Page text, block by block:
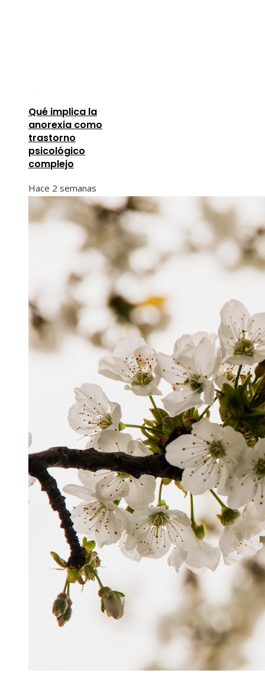
Qué implica la
anorexia como
trastorno
psicológico
complejo
Hace 2 semanas